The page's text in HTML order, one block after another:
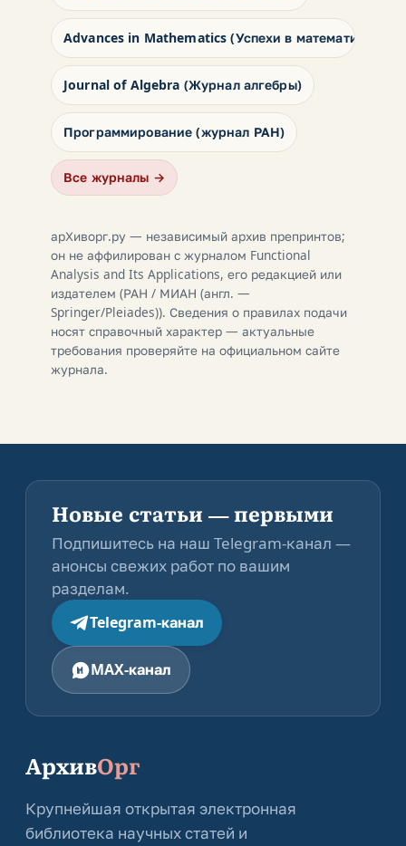
Advances in Mathematics (Успехи в математике)
Journal of Algebra (Журнал алгебры)
Программирование (журнал РАН)
Все журналы →
арХиворг.ру — независимый архив препринтов;
он не аффилирован с журналом Functional
Analysis and Its Applications, его редакцией или
издателем (РАН / МИАН (англ. —
Springer/Pleiades)). Сведения о правилах подачи
носят справочный характер — актуальные
требования проверяйте на официальном сайте
журнала.
Новые статьи — первыми
Подпишитесь на наш Telegram-канал —
анонсы свежих работ по вашим
разделам.
Telegram-канал
MAX-канал
АрхивОрг
Крупнейшая открытая электронная
библиотека научных статей и